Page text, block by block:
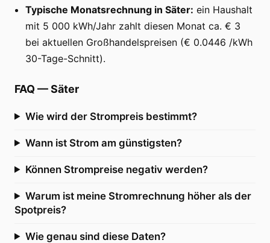
Typische Monatsrechnung in Säter: ein Haushalt
mit 5 000 kWh/Jahr zahlt diesen Monat ca. € 3
bei aktuellen Großhandelspreisen (€ 0.0446 /kWh
30-Tage-Schnitt).
FAQ —Säter
Wie wird der Strompreis bestimmt?
Wann ist Strom am günstigsten?
Können Strompreise negativ werden?
Warum ist meine Stromrechnung höher als der
Spotpreis?
Wie genau sind diese Daten?